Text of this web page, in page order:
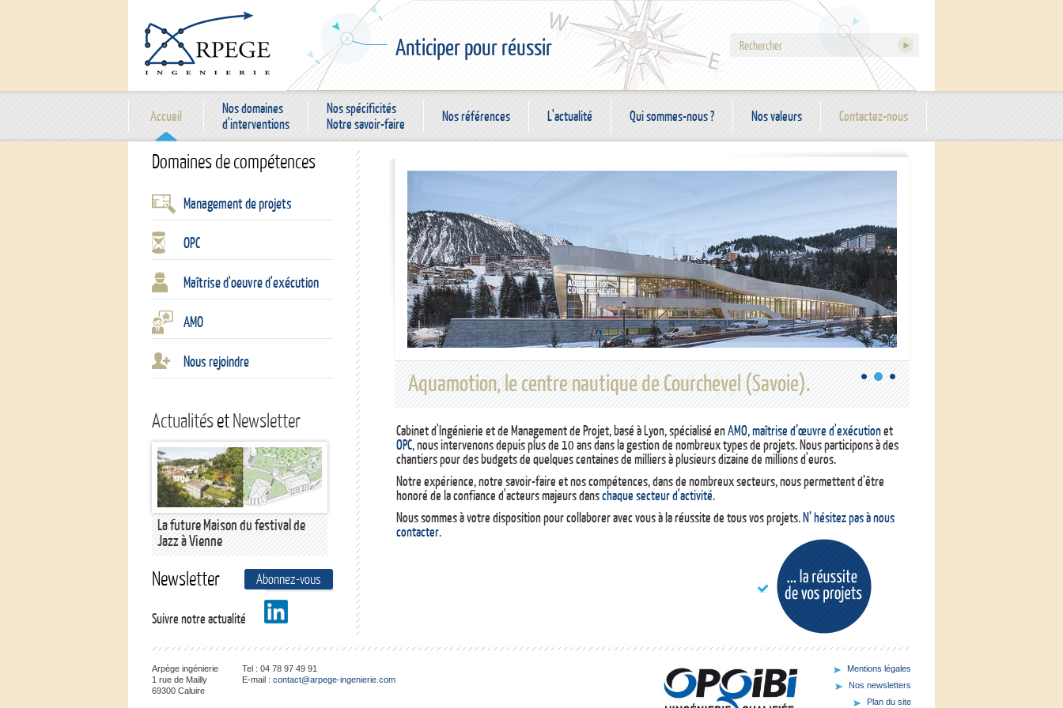
Anticiper pour réussir
Accueil
Nos domaines
d'interventions
Nos spécificités
Notre savoir-faire
Nos références L'actualité Qui sommes-nous ? Nos valeurs Contactez-nous
Aquamotion, le centre nautique de Courchevel (Savoie).
La bibliothèque de l'Université Rockefeller (Lyon)
Cabinet d'Ingénierie et de Management de Projet, basé à Lyon, spécialisé enAMO,maîtrise d’œuvre d'exécutionet
OPC, nous intervenons depuis plus de 10 ans dans la gestion de nombreux types de projets. Nous participons à des
chantiers pour des budgets de quelques centaines de milliers à plusieurs dizaine de millions d'euros.
Notre expérience, notre savoir-faire et nos compétences, dans de nombreux secteurs, nous permettent d’être
honoré de la confiance d'acteurs majeurs danschaque secteur d'activité.
Nous sommes à votre disposition pour collaborer avec vous à la réussite de tous vos projets.N’ hésitez pas à nous
contacter.
Domaines de compétences
Management de projets
OPC
Maîtrise d'oeuvre d'exécution
AMO
Nous rejoindre
ActualitésetNewsletter
La future Maison du festival de
Jazz à Vienne
En savoir plus
Newsletter Abonnez-vous
Suivre notre actualité
Arpège ingénierie
1 rue de Mailly
69300 Caluire
Tel : 04 78 97 49 91
E-mail : contact@arpege-ingenierie.com
Mentions légales
Nos newsletters
Plan du site